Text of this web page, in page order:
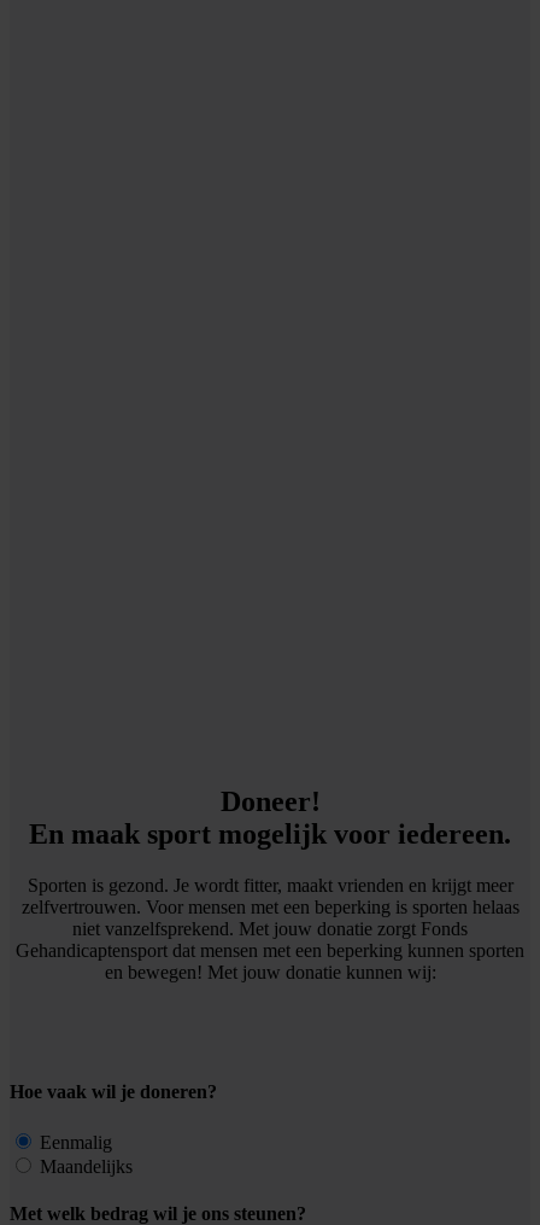
Doneer!
En maak sport mogelijk voor iedereen.
Sporten is gezond. Je wordt fitter, maakt vrienden en krijgt meer
zelfvertrouwen. Voor mensen met een beperking is sporten helaas
niet vanzelfsprekend. Met jouw donatie zorgt Fonds
Gehandicaptensport dat mensen met een beperking kunnen sporten
en bewegen! Met jouw donatie kunnen wij:
Hoe vaak wil je doneren?
Eenmalig
Maandelijks
Met welk bedrag wil je ons steunen?